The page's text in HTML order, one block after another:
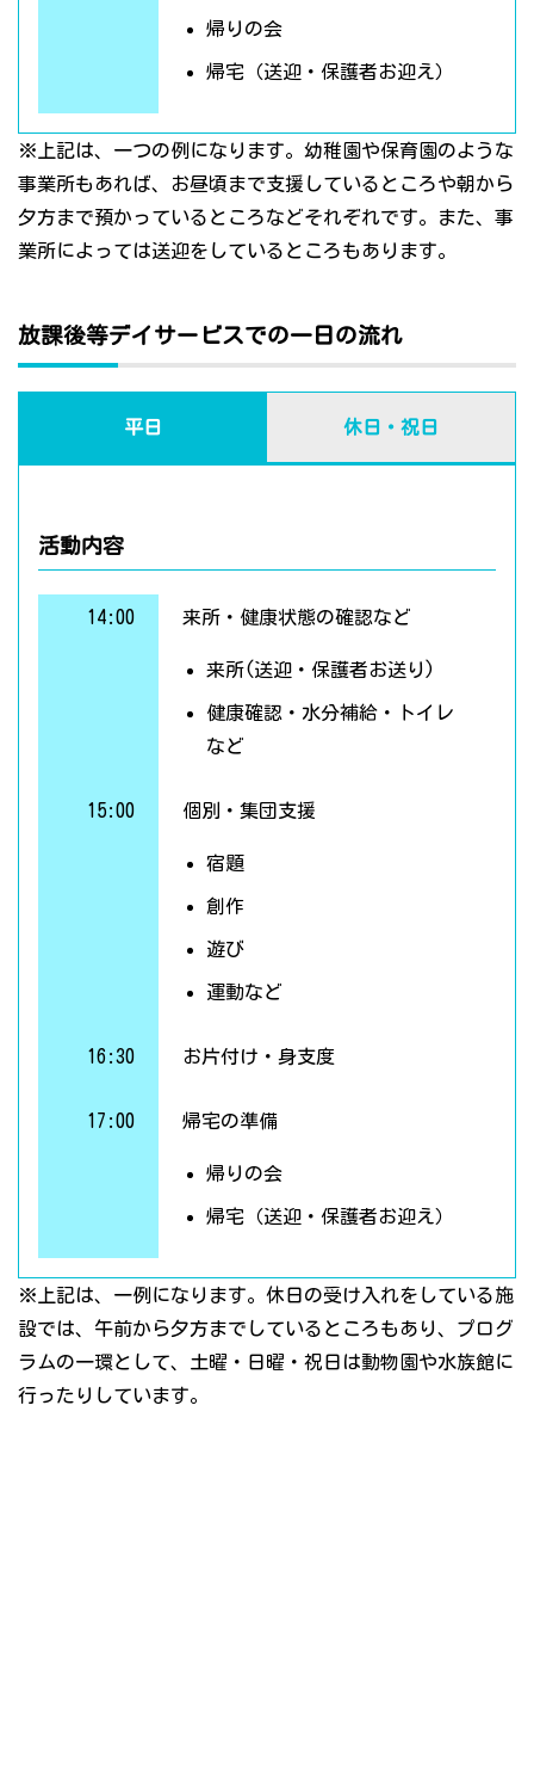
帰りの会
帰宅（送迎・保護者お迎え）
※上記は、一つの例になります。幼稚園や保育園のような
事業所もあれば、お昼頃まで支援しているところや朝から
夕方まで預かっているところなどそれぞれです。また、事
業所によっては送迎をしているところもあります。
放課後等デイサービスでの一日の流れ
平日 休日・祝日
活動内容
14:00 来所・健康状態の確認など
来所(送迎・保護者お送り)
健康確認・水分補給・トイレ
など
15:00 個別・集団支援
宿題
創作
遊び
運動など
16:30 お片付け・身支度
17:00 帰宅の準備
帰りの会
帰宅（送迎・保護者お迎え）
※上記は、一例になります。休日の受け入れをしている施
設では、午前から夕方までしているところもあり、プログ
ラムの一環として、土曜・日曜・祝日は動物園や水族館に
行ったりしています。